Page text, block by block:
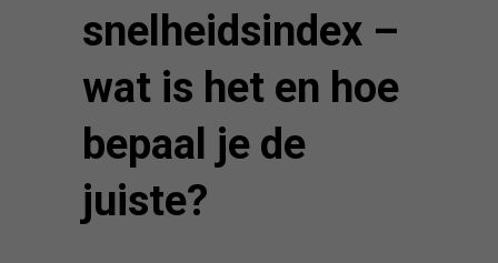
snelheidsindex –
wat is het en hoe
bepaal je de
juiste?